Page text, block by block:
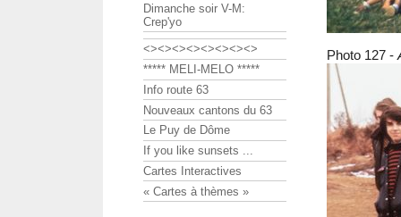
Photo 127 -
Dimanche soir V-M:
Crep'yo
<><><><><><><><>
***** MELI-MELO *****
Info route 63
Nouveaux cantons du 63
Le Puy de Dôme
If you like sunsets ...
Cartes Interactives
« Cartes à thèmes »